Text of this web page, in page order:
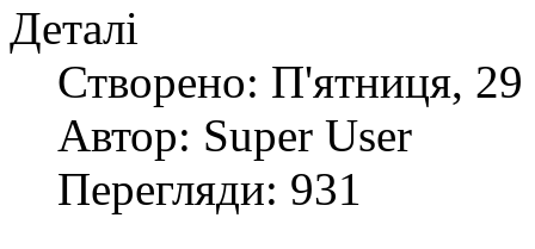
Деталі
Створено: П'ятниця,
Автор: Super User
Перегляди: 931